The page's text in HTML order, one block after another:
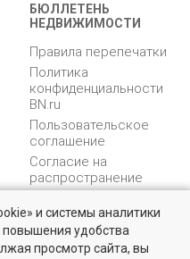
БЮЛЛЕТЕНЬ
НЕДВИЖИМОСТИ
Правила перепечатки
Политика
конфиденциальности
BN.ru
Пользовательское
соглашение
Согласие на
распространение
персональных данных
Карта сайта
Медийная реклама
PR продвижение
и системы аналитики
повышения удобства
просмотр сайта, вы